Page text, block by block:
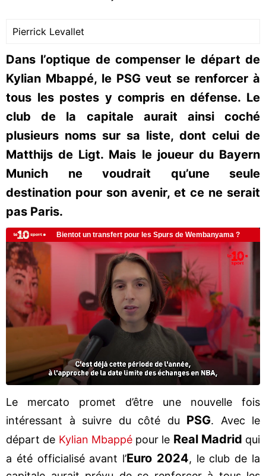
Pierrick Levallet
Dans l’optique de compenser le départ de
Kylian Mbappé, le PSG veut se renforcer à
tous les postes y compris en défense. Le
club de la capitale aurait ainsi coché
plusieurs noms sur sa liste, dont celui de
Matthijs de Ligt. Mais le joueur du Bayern
Munich ne voudrait qu’une seule
destination pour son avenir, et ce ne serait
pas Paris.
Le mercato promet d’être une nouvelle fois
intéressant à suivre du côté du PSG. Avec le
départ de Kylian Mbappépour le Real Madrid qui
a été officialisé avant l’Euro 2024, le club de la